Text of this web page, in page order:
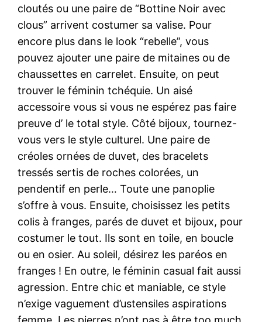
cloutés ou une paire de “Bottine Noir avec
clous” arrivent costumer sa valise. Pour
encore plus dans le look “rebelle”, vous
pouvez ajouter une paire de mitaines ou de
chaussettes en carrelet. Ensuite, on peut
trouver le féminin tchéquie. Un aisé
accessoire vous si vous ne espérez pas faire
preuve d’ le total style. Côté bijoux, tournez-
vous vers le style culturel. Une paire de
créoles ornées de duvet, des bracelets
tressés sertis de roches colorées, un
pendentif en perle… Toute une panoplie
s’offre à vous. Ensuite, choisissez les petits
colis à franges, parés de duvet et bijoux, pour
costumer le tout. Ils sont en toile, en boucle
ou en osier. Au soleil, désirez les paréos en
franges ! En outre, le féminin casual fait aussi
agression. Entre chic et maniable, ce style
n’exige vaguement d’ustensiles aspirations